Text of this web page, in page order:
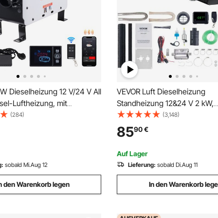
Dieselheizung 12 V/24 V All
Luftheizung, mit
Steuerung &
& Anzeigebildschirm &
schnell aufheizende tragbare
(284)
sobald Mi.Aug 12
den Warenkorb legen
VEVOR Luft Dieselheizung
Standheizung 12&24 V 2 kW,
Luftheizung Air Diesel Diesel-
Standheizung Lufterhitzer,
L/Std. Dieselheizung mit LCD-
Fernbedienung Kfz, Lkw,
usw.
(3,148)
8590€
Auf Lager
Lieferung: sobald Di.Aug 11
In den Warenkorb